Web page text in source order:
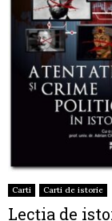
Carti Carti de istorie
Lecția de